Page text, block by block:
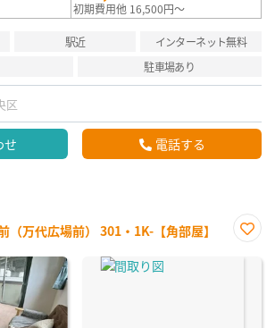
初期費用他 16,500円～
駅近
インターネット無料
駐車場あり
区
せ 電話する
（万代広場前） 301・1K-【角部屋】
に入